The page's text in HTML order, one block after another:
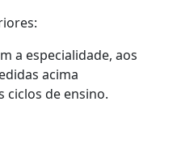
a especialidade, aos
acima
ciclos de ensino.